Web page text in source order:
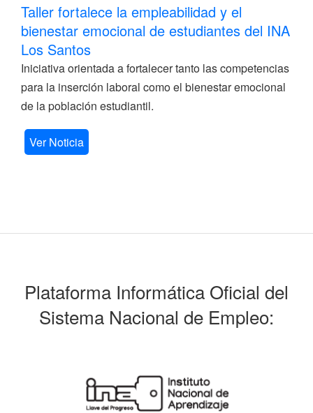
Taller fortalece la empleabilidad y el
bienestar emocional de estudiantes del INA
Los Santos
Iniciativa orientada a fortalecer tanto las competencias
para la inserción laboral como el bienestar emocional
de la población estudiantil.
Ver Noticia
Plataforma Informática Oficial del
Sistema Nacional de Empleo: